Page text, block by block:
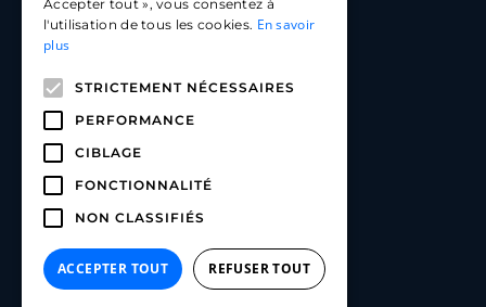
Carlo App | Instagram
Carlo App | Linkedin
Accepter tout », vous consentez à
l'utilisation de tous les cookies. En savoir
plus
STRICTEMENT NÉCESSAIRES
PERFORMANCE
CIBLAGE
FONCTIONNALITÉ
NON CLASSIFIÉS
ACCEPTER TOUT REFUSER TOUT